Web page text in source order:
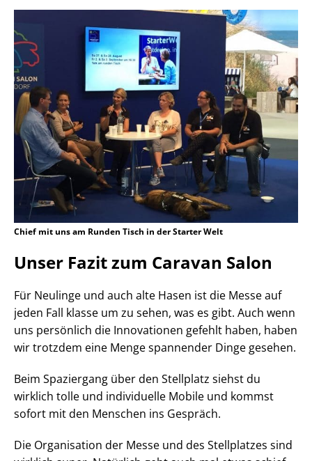
Chief mit uns am Runden Tisch in der Starter Welt
Unser Fazit zum Caravan Salon
Für Neulinge und auch alte Hasen ist die Messe auf
jeden Fall klasse um zu sehen, was es gibt. Auch wenn
uns persönlich die Innovationen gefehlt haben, haben
wir trotzdem eine Menge spannender Dinge gesehen.
Beim Spaziergang über den Stellplatz siehst du
wirklich tolle und individuelle Mobile und kommst
sofort mit den Menschen ins Gespräch.
Die Organisation der Messe und des Stellplatzes sind